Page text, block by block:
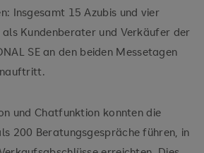
Insgesamt 15 Azubis und vier
Kundenberater und Verkäufer der
SE an den beiden Messetagen
und Chatfunktion konnten die
200 Beratungsgespräche führen, in